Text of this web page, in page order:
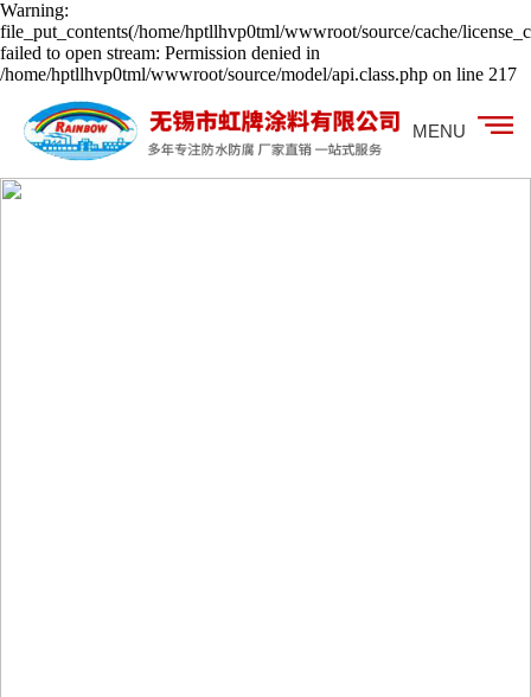
Warning:
file_put_contents(/home/hptllhvp0tml/wwwroot/source/cache/
failed to open stream: Permission denied in
/home/hptllhvp0tml/wwwroot/source/model/api.class.php on line 217
MENU